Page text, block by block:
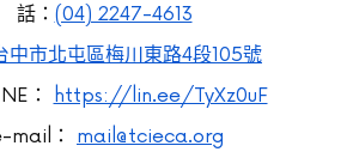
話： (04) 2247-4613
中市北屯區梅川東路4段105號
：
https://lin.ee/TyXz0uF
mail： mail@tcieca.org